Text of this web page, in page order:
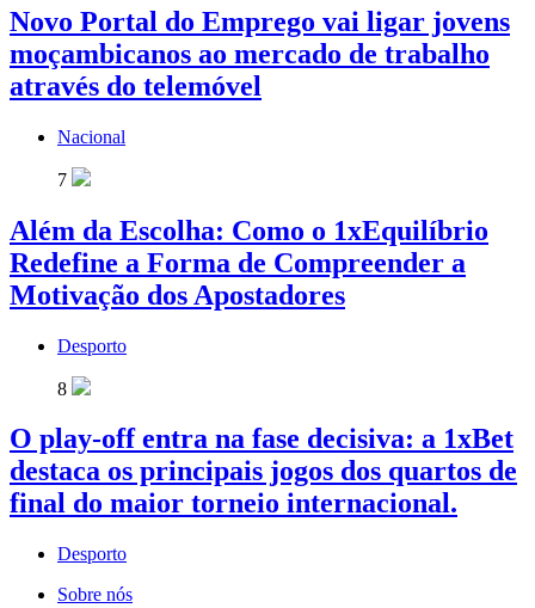
Novo Portal do Emprego vai ligar jovens
moçambicanos ao mercado de trabalho
através do telemóvel
Nacional
7
Além da Escolha: Como o 1xEquilíbrio
Redefine a Forma de Compreender a
Motivação dos Apostadores
Desporto
8
O play-off entra na fase decisiva: a 1xBet
destaca os principais jogos dos quartos de
final do maior torneio internacional.
Desporto
Sobre nós